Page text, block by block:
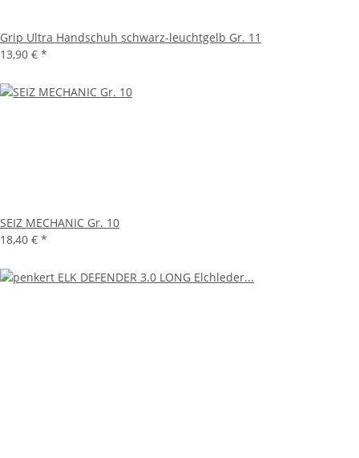
Grip Ultra Handschuh schwarz-leuchtgelb Gr. 11
13,90 € *
SEIZ MECHANIC Gr. 10
18,40 € *